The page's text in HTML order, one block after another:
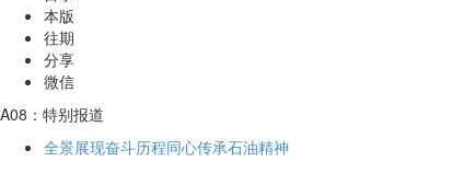
本版
往期
分享
微信
A08：特别报道
全景展现奋斗历程同心传承石油精神